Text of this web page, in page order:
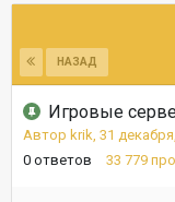
НАЗАД
Игровые
Автор krik, 31
0 ответов 33 779